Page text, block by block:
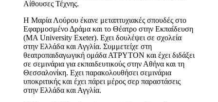
Αίθουσες Τέχνης.
Η Μαρία Λούρου έκανε μεταπτυχιακές σπουδές στο
Εφαρμοσμένο Δράμα και το Θέατρο στην Εκπαίδευση
(MA University Exeter). Εχει δουλέψει σε σχολεία
στην Ελλάδα και Αγγλία. Συμμετείχε στη
θεατροπαιδαγωγική ομάδα ΑΤΡΥΤΟΝ και έχει διδάξει
σε σεμινάρια για εκπαιδευτικούς στην Αθήνα και τη
Θεσσαλονίκη. Εχει παρακολουθήσει σεμινάρια
υποκριτικής και έχει πάρει μέρος σερ παραστάσεις
στην Ελλάδα και Αγγλία.